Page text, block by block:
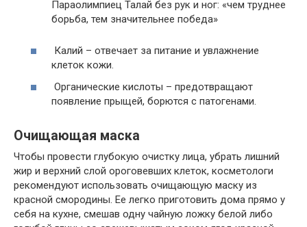
Параолимпиец Талай без рук и ног: «чем труднее
борьба, тем значительнее победа»
Калий – отвечает за питание и увлажнение
клеток кожи.
Органические кислоты – предотвращают
появление прыщей, борются с патогенами.
Очищающая маска
Чтобы провести глубокую очистку лица, убрать лишний
жир и верхний слой ороговевших клеток, косметологи
рекомендуют использовать очищающую маску из
красной смородины. Ее легко приготовить дома прямо у
себя на кухне, смешав одну чайную ложку белой либо